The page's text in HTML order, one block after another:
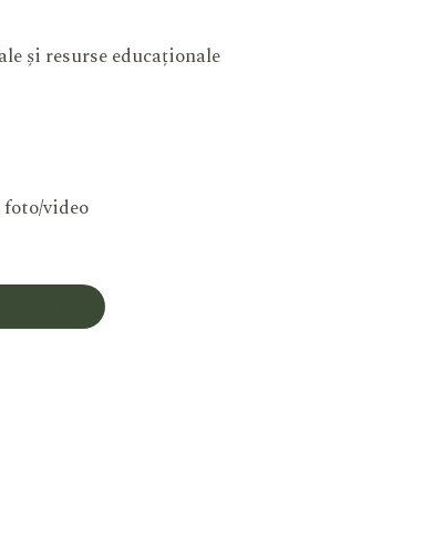
și resurse educaționale
video